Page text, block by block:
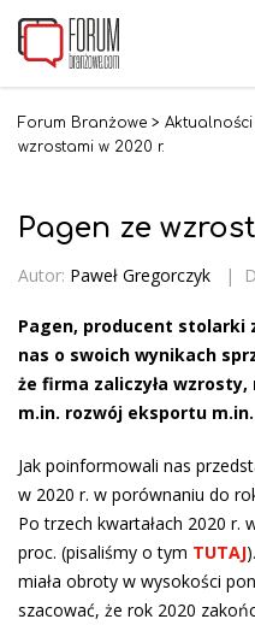
Forum Branżowe > Aktualności
wzrostami w 2020 r.
Pagen ze
Autor: Paweł Gregorczyk |
Pagen, producent stolarki
nas o swoich wynikach
że firma zaliczyła wzrosty,
m.in. rozwój eksportu m.in.
Jak poinformowali nas
w 2020 r. w porównaniu do
Po trzech kwartałach 2020 r.
proc. (pisaliśmy o tym TUTAJ
miała obroty w wysokości
szacować, że rok 2020